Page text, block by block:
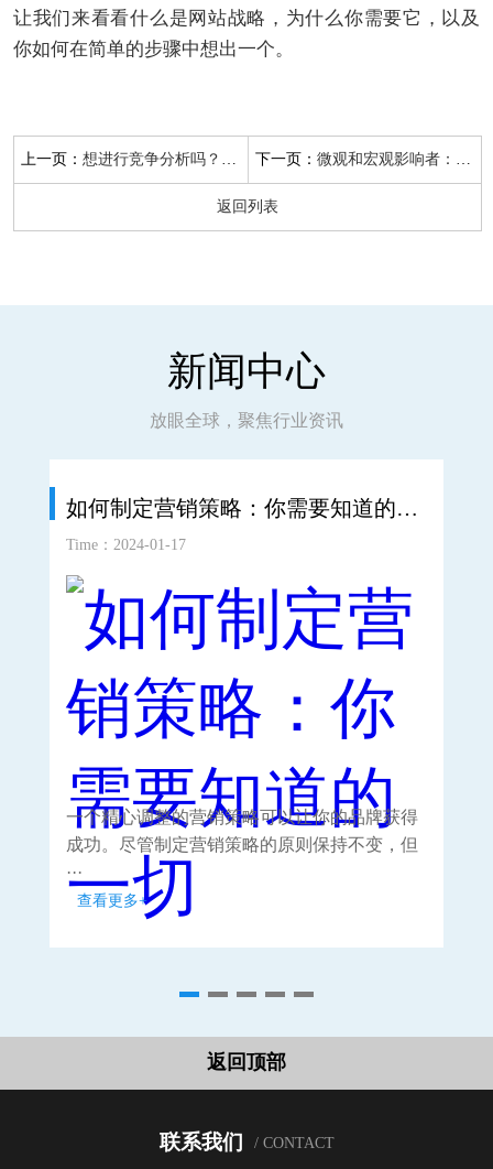
让我们来看看什么是网站战略，为什么你需要它，以及
你如何在简单的步骤中想出一个。
上一页：想进行竞争分析吗？以下是你应该做的7个理由 下一页：微观和宏观影响者：如何工作
返回列表
新闻中心
放眼全球，聚焦行业资讯
如何制定营销策略：你需要知道的一切
Time：2024-01-17
一个精心调整的营销策略可以让你的品牌获得
成功。尽管制定营销策略的原则保持不变，但
···
查看更多+
返回顶部
联系我们 / CONTACT